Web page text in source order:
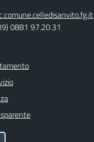
0881 97.20.31